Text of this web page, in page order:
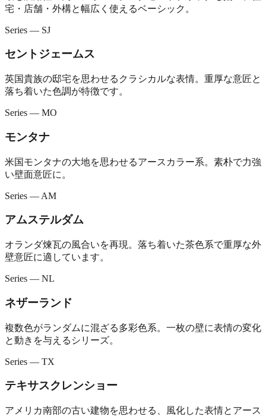
宅・店舗・外構と幅広く使えるベーシック。
Series — SJ
セントジェームス
英国貴族の邸宅を思わせるクラシカルな表情。重厚な意匠と
落ち着いた色調が特徴です。
Series — MO
モンタナ
米国モンタナの大地を思わせるアースカラー系。素朴で力強
い壁面意匠に。
Series — AM
アムステルダム
オランダ煉瓦の風合いを再現。落ち着いた茶色系で重厚な外
壁意匠に適しています。
Series — NL
ネザーランド
複数色がランダムに混ざる多彩色系。一枚の壁に表情の変化
と動きを与えるシリーズ。
Series — TX
テキサスクレンショー
アメリカ南部の古い建物を思わせる、風化した表情とアース